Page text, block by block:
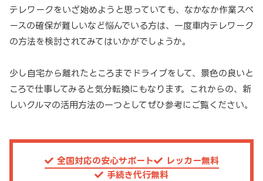
テレワークをいざ始めようと思っていても、なかなか作業スペ
ースの確保が難しいなど悩んでいる方は、一度車内テレワーク
の方法を検討されてみてはいかがでしょうか。
少し自宅から離れたところまでドライブをして、景色の良いと
ころで仕事してみると気分転換にもなります。これからの、新
しいクルマの活用方法の一つとしてぜひ参考にご覧ください。
全国対応の安心サポート
レッカー無料
手続き代行無料